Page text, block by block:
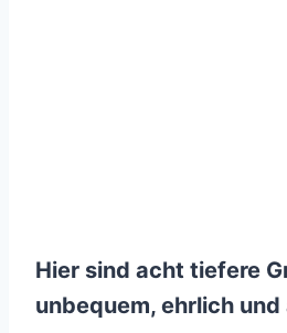
Hier sind acht tiefere
unbequem, ehrlich